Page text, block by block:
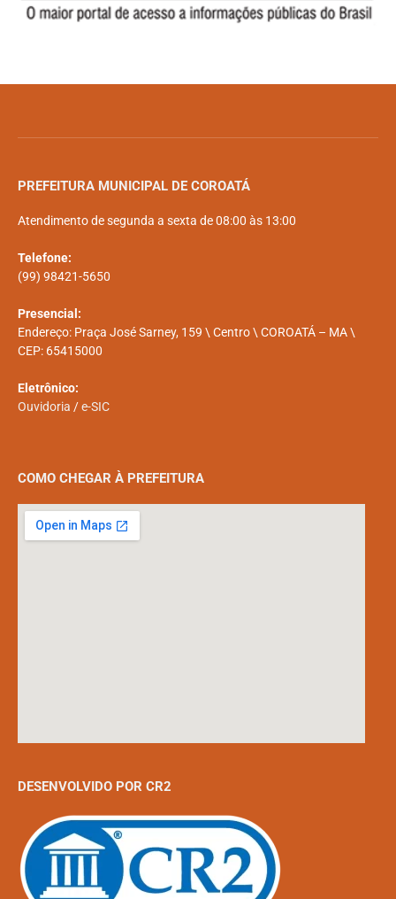
PREFEITURA MUNICIPAL DE COROATÁ
Atendimento de segunda a sexta de 08:00 às 13:00
Telefone:
(99) 98421-5650
Presencial:
Endereço: Praça José Sarney, 159 \ Centro \ COROATÁ – MA \
CEP: 65415000
Eletrônico:
Ouvidoria /e-SIC
COMO CHEGAR À PREFEITURA
DESENVOLVIDO POR CR2